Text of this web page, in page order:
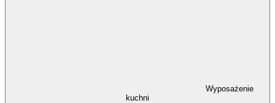
Wyposażenie
kuchni